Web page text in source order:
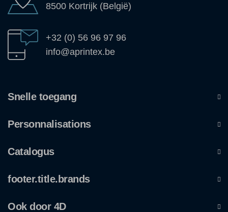
8500 Kortrijk (België)
+32 (0) 56 96 97 96
info@aprintex.be
Snelle toegang
Personnalisations
Catalogus
footer.title.brands
Ook door 4D